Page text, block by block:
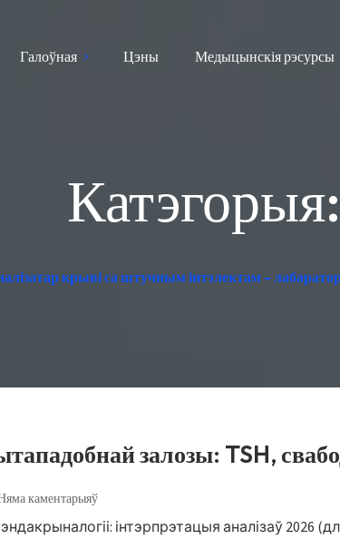
Галоўная Цэны Медыцынскія рэсурсы
Катэгорыя:
крыві са штучным інтэлектам -
залозы: TSH,
каментарыяў
інтэрпрэтацыя аналізаў